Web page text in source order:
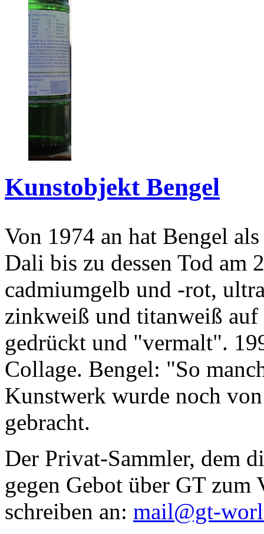
Kunstobjekt Bengel
Von 1974 an hat Bengel
Dali bis zu dessen Tod am
cadmiumgelb und -rot,
zinkweiß und titanweiß
gedrückt und "vermalt".
Collage. Bengel: "So
Kunstwerk wurde noch
gebracht.
Der Privat-Sammler, dem
gegen Gebot über GT zum
schreiben an: mail@gt-